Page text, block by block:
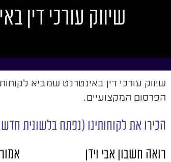
שיווק עורכי דין
שיווק עורכי דין באינטרנט שמביא
הפרסום המקצועיים.
הכירו את לקוחותינו (נפתח בלשונית
רואה חשבון אבי וידן
אמור AMOR